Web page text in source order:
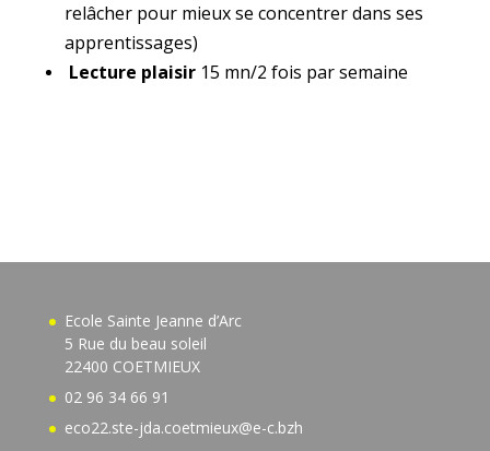
relâcher pour mieux se concentrer dans ses
apprentissages)
Lecture plaisir15 mn/2 fois par semaine
Ecole Sainte Jeanne d’Arc
5 Rue du beau soleil
22400 COETMIEUX
02 96 34 66 91
eco22.ste-jda.coetmieux@e-c.bzh